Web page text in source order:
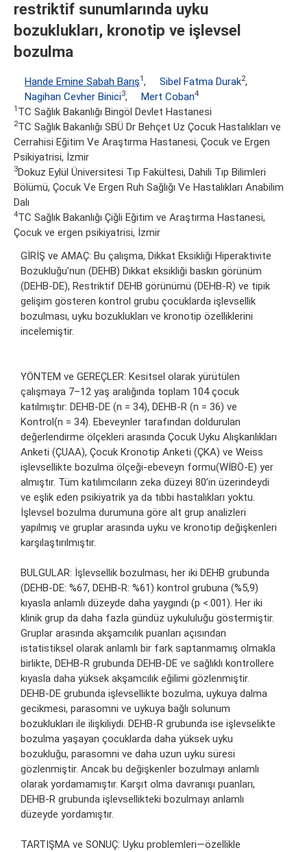
restriktif sunumlarında uyku
bozuklukları, kronotip ve işlevsel
bozulma
Hande Emine Sabah Barış1, Sibel Fatma Durak2,
Nagihan Cevher Binici3, Mert Coban4
1 TC Sağlık Bakanlığı Bingöl Devlet Hastanesi
2TC Sağlık Bakanlığı SBÜ Dr Behçet Uz Çocuk Hastalıkları ve
Cerrahisi Eğitim Ve Araştırma Hastanesi, Çocuk ve Ergen
Psikiyatrisi, İzmir
3Dokuz Eylül Üniversitesi Tıp Fakültesi, Dahili Tıp Bilimleri
Bölümü, Çocuk Ve Ergen Ruh Sağlığı Ve Hastalıkları Anabilim
Dalı
4TC Sağlık Bakanlığı Çiğli Eğitim ve Araştırma Hastanesi,
Çocuk ve ergen psikiyatrisi, İzmir
GİRİŞ ve AMAÇ: Bu çalışma, Dikkat Eksikliği Hiperaktivite
Bozukluğu’nun (DEHB) Dikkat eksikliği baskın görünüm
(DEHB-DE), Restriktif DEHB görünümü (DEHB-R) ve tipik
gelişim gösteren kontrol grubu çocuklarda işlevsellik
bozulması, uyku bozuklukları ve kronotip özelliklerini
incelemiştir.
YÖNTEM ve GEREÇLER: Kesitsel olarak yürütülen
çalışmaya 7–12 yaş aralığında toplam 104 çocuk
katılmıştır: DEHB-DE (n = 34), DEHB-R (n = 36) ve
Kontrol(n = 34). Ebeveynler tarafından doldurulan
değerlendirme ölçekleri arasında Çocuk Uyku Alışkanlıkları
Anketi (ÇUAA), Çocuk Kronotip Anketi (ÇKA) ve Weiss
işlevsellikte bozulma ölçeği-ebeveyn formu(WİBÖ-E) yer
almıştır. Tüm katılımcıların zeka düzeyi 80’in üzerindeydi
ve eşlik eden psikiyatrik ya da tıbbi hastalıkları yoktu.
İşlevsel bozulma durumuna göre alt grup analizleri
yapılmış ve gruplar arasında uyku ve kronotip değişkenleri
karşılaştırılmıştır.
BULGULAR: İşlevsellik bozulması, her iki DEHB grubunda
(DEHB-DE: %67, DEHB-R: %61) kontrol grubuna (%5,9)
kıyasla anlamlı düzeyde daha yaygındı (p <.001). Her iki
klinik grup da daha fazla gündüz uykululuğu göstermiştir.
Gruplar arasında akşamcılık puanları açısından
istatistiksel olarak anlamlı bir fark saptanmamış olmakla
birlikte, DEHB-R grubunda DEHB-DE ve sağlıklı kontrollere
kıyasla daha yüksek akşamcılık eğilimi gözlenmiştir.
DEHB-DE grubunda işlevsellikte bozulma, uykuya dalma
gecikmesi, parasomni ve uykuya bağlı solunum
bozuklukları ile ilişkiliydi. DEHB-R grubunda ise işlevselikte
bozulma yaşayan çocuklarda daha yüksek uyku
bozukluğu, parasomni ve daha uzun uyku süresi
gözlenmiştir. Ancak bu değişkenler bozulmayı anlamlı
olarak yordamamıştır. Karşıt olma davranışı puanları,
DEHB-R grubunda işlevsellikteki bozulmayı anlamlı
düzeyde yordamıştır.
TARTIŞMA ve SONUÇ: Uyku problemleri—özellikle